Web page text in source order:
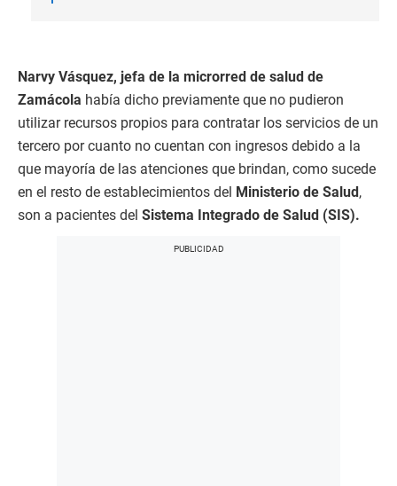
Narvy Vásquez, jefa de la microrred de salud de
Zamácola había dicho previamente que no pudieron
utilizar recursos propios para contratar los servicios de un
tercero por cuanto no cuentan con ingresos debido a la
que mayoría de las atenciones que brindan, como sucede
en el resto de establecimientos del Ministerio de Salud,
son a pacientes del Sistema Integrado de Salud (SIS).